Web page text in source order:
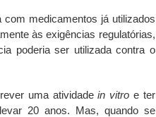
medicamentos já utilizados
às exigências regulatórias,
poderia ser utilizada contra o
uma atividadein vitro e ter
20 anos. Mas, quando se